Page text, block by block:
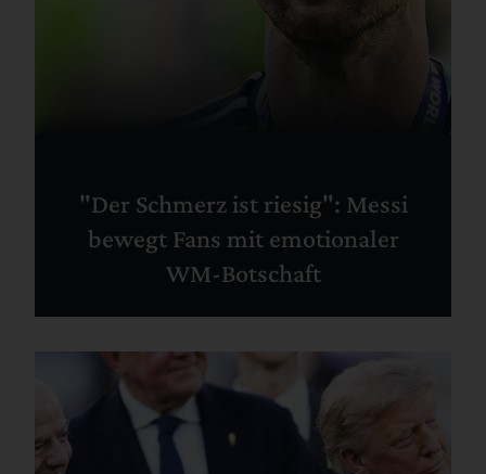
"Der Schmerz ist riesig": Messi
bewegt Fans mit emotionaler
WM-Botschaft